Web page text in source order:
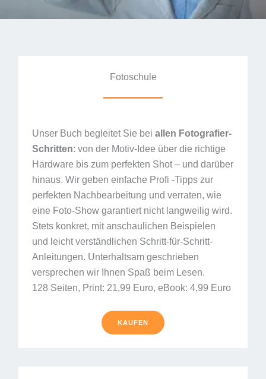
Fotoschule
Unser Buch begleitet Sie beiallen Fotografier-
Schritten: von der Motiv-Idee über die richtige
Hardware bis zum perfekten Shot – und darüber
hinaus. Wir geben einfache Profi -Tipps zur
perfekten Nachbearbeitung und verraten, wie
eine Foto-Show garantiert nicht langweilig wird.
Stets konkret, mit anschaulichen Beispielen
und leicht verständlichen Schritt-für-Schritt-
Anleitungen. Unterhaltsam geschrieben
versprechen wir Ihnen Spaß beim Lesen.
128 Seiten, Print: 21,99 Euro, eBook: 4,99 Euro
KAUFEN